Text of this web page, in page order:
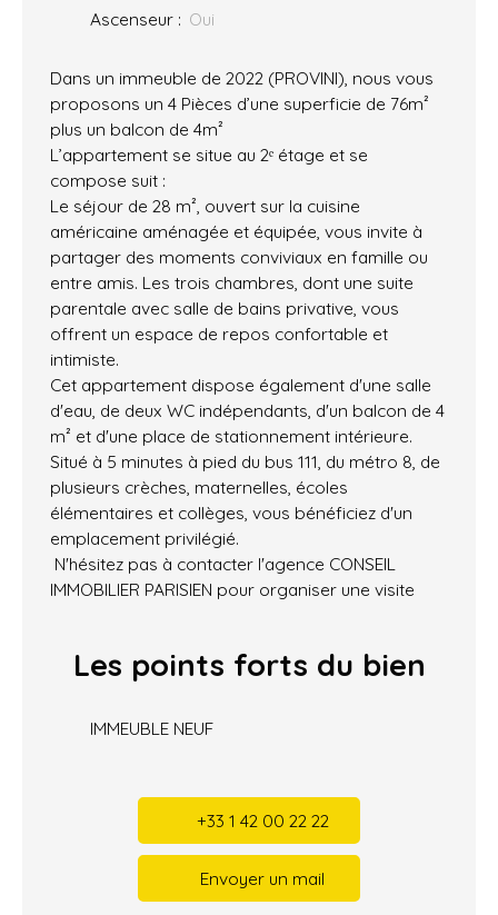
Ascenseur : Oui
Dans un immeuble de 2022 (PROVINI), nous vous
proposons un 4 Pièces d’une superficie de 76m²
plus un balcon de 4m²
L’appartement se situe au 2ᵉ étage et se
compose suit :
Le séjour de 28 m², ouvert sur la cuisine
américaine aménagée et équipée, vous invite à
partager des moments conviviaux en famille ou
entre amis. Les trois chambres, dont une suite
parentale avec salle de bains privative, vous
offrent un espace de repos confortable et
intimiste.
Cet appartement dispose également d'une salle
d'eau, de deux WC indépendants, d'un balcon de 4
m² et d'une place de stationnement intérieure.
Situé à 5 minutes à pied du bus 111, du métro 8, de
plusieurs crèches, maternelles, écoles
élémentaires et collèges, vous bénéficiez d'un
emplacement privilégié.
N'hésitez pas à contacter l'agence CONSEIL
IMMOBILIER PARISIEN pour organiser une visite
Les points forts du bien
IMMEUBLE NEUF
+33 1 42 00 22 22
Envoyer un mail